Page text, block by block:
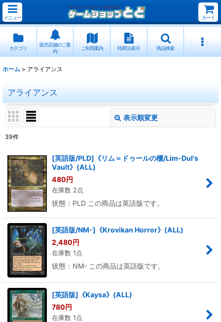
メニュー カート
カテゴリ
販売店舗のご案
内
ご利用案内 特商法表示 商品検索
ホーム > アライアンス
アライアンス
表示順変更
並び順:
絞り込む
39件
[英語版/PLD]《リム＝ドゥールの櫃/Lim-Dul's
Vault》(ALL)
480円
在庫数 2点
状態：PLD この商品は英語版です。
[英語版/NM-]《Krovikan Horror》(ALL)
2,480円
在庫数 1点
状態：NM- この商品は英語版です。
[英語版]《Kaysa》(ALL)
780円
在庫数 1点